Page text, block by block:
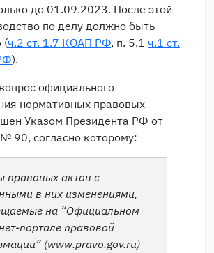
до 01.09.2023. После этой
по делу должно быть
(ч.2 ст. 1.7 КОАП РФ, п. 5.1 ч.1 ст.
).
официального
нормативных правовых
Указом Президента РФ от
90, согласно которому:
правовых актов с
в них изменениями,
на “Официальном
портале правовой
(www.pravo.gov.ru)